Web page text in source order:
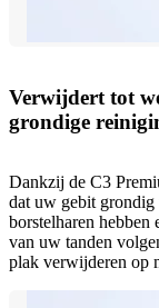
Verwijdert tot
grondige
Dankzij de C3
dat uw gebit
borstelharen hebben
van uw tanden
plak verwijderen op